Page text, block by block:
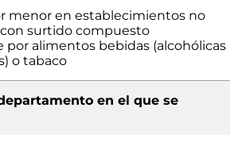
menor en establecimientos no
surtido compuesto
alimentos bebidas (alcohólicas
o tabaco
en el que se